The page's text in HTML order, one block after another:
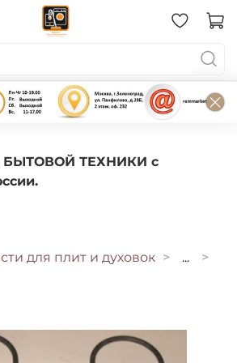
ТЕХНИКИ с
по России.
для плит и духовок
...